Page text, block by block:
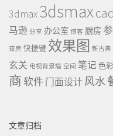
3dmax3dsmaxcad
马逊 分享 办公室 博客 厨房
孩房 快捷键 效果图 新古典
玄关 电视背景墙 空间 笔记 色彩
商软件 门面设计 风水
文章归档